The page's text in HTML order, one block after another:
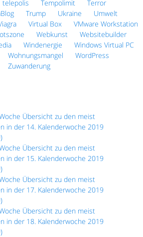
telepolis Tempolimit
Terror
Trump Ukraine
Umwelt
Virtual Box
VMware Workstation
Webkunst
Websitebuilder
Windenergie
Windows Virtual PC
Wohnungsmangel
WordPress
Zuwanderung
Übersicht zu den meist
in der 14. Kalenderwoche 2019
Übersicht zu den meist
in der 15. Kalenderwoche 2019
Übersicht zu den meist
in der 17. Kalenderwoche 2019
Übersicht zu den meist
in der 18. Kalenderwoche 2019